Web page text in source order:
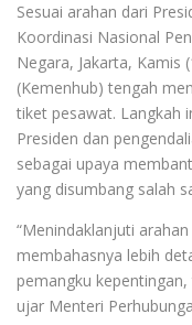
Sesuai arahan dari
Koordinasi Nasional
Negara, Jakarta, Kamis
(Kemenhub) tengah
tiket pesawat. Langkah
Presiden dan
sebagai upaya
yang disumbang salah
“Menindaklanjuti
membahasnya lebih
pemangku
ujar Menteri